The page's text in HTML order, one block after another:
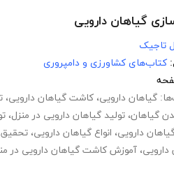
گیاهان دارویی
تاجیک
کتاب‌های کشاورزی و دامپروری
گیاهان دارویی، کاشت گیاهان دارویی،
گیاهان، تولید گیاهان دارویی در منزل،
دارویی، انواع گیاهان دارویی، تحقیق
دارویی، آموزش کاشت گیاهان دارویی در